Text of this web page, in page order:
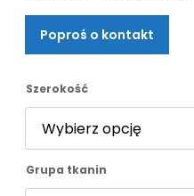
cen:
od
2409,00 zł
do
3922,00 zł
Poproś o kontakt
Szerokość
Grupa tkanin